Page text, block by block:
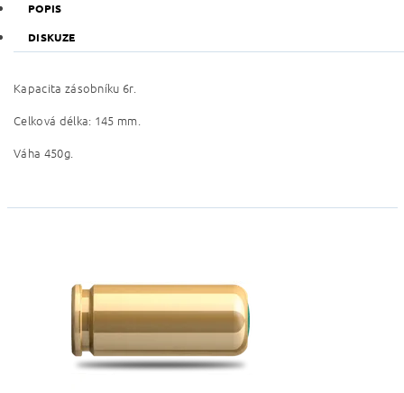
POPIS
DISKUZE
Kapacita zásobníku 6r.
Celková délka: 145 mm.
Váha 450g.